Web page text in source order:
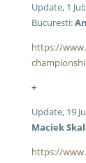
Update, 1 Jul:
Bucuresti:
https://
+
Update, 19
Maciek
https://